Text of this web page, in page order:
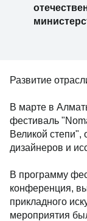
Развитие
В марте в
фестиваль
Великой
дизайнеров и
В программу
конференция,
прикладного
мероприятия